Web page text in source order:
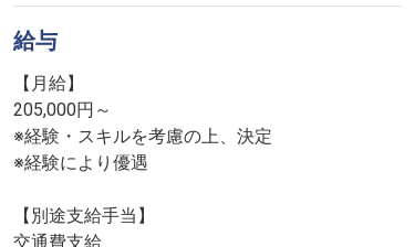
給与
【月給】
205,000円～
※経験・スキルを考慮の上、決定
※経験により優遇
【別途支給手当】
交通費支給